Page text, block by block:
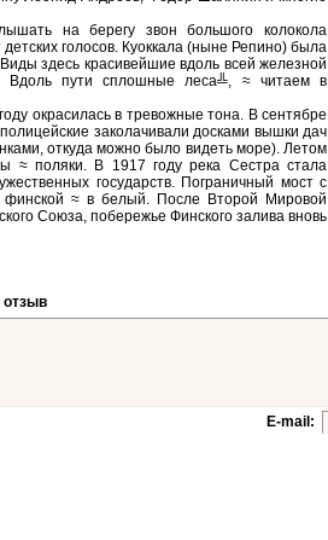
на берегу звон большого колокола
голосов. Куоккала (ныне Репино) была
здесь красивейшие вдоль всей железной
Вдоль пути сплошные леса╩, ≈ читаем в
окрасилась в тревожные тона. В сентябре
заколачивали досками вышки дач
откуда можно было видеть море). Летом
≈ поляки. В 1917 году река Сестра стала
государств. Пограничный мост с
финской ≈ в белый. После Второй Мировой
Союза, побережье Финского залива вновь
отзыв
E-mail: